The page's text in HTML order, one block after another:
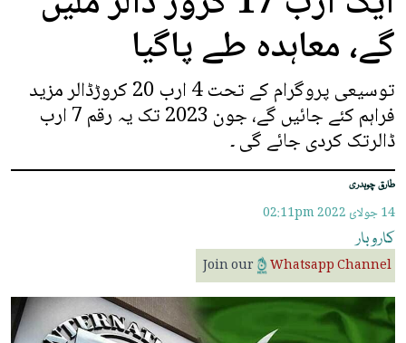
گے، معاہدہ طے پاگیا
توسیعی پروگرام کے تحت 4 ارب 20 کروڑڈالر مزید
فراہم کئے جائیں گے، جون 2023 تک یہ رقم 7 ارب
ڈالرتک کردی جائے گی ۔
طارق چوہدری
14 جولائ 2022 02:11pm
کاروبار
Join our Whatsapp Channel